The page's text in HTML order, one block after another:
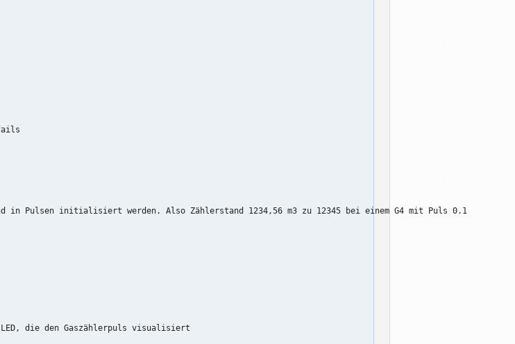
in Pulsen initialisiert werden. Also Zählerstand 1234,56 m3 zu 12345 bei einem G4 mit Puls 0.1
die den Gaszählerpuls visualisiert